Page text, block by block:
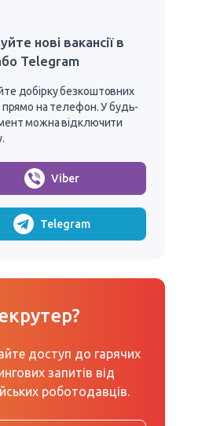
нові вакансії в
Telegram
добірку безкоштовних
прямо на телефон. У будь-
можна відключити
Viber
Telegram
доступ до гарячих
запитів від
роботодавців.